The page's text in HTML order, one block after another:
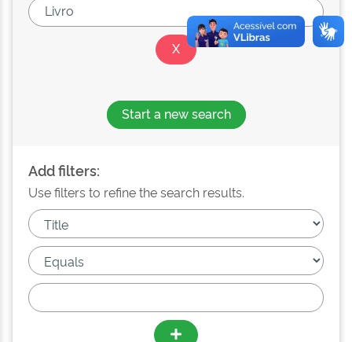
Start a new search
Add filters:
Use filters to refine the search results.